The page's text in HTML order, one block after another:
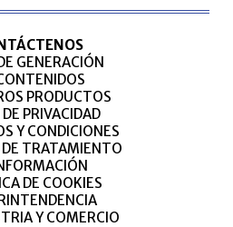
GENERACIÓN
PRODUCTOS
PRIVACIDAD
Y CONDICIONES
TRATAMIENTO
DE COOKIES
Y COMERCIO